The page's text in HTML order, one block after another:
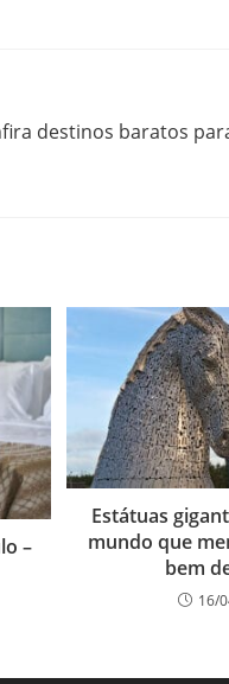
destinos baratos
–
Estátuas
mundo que
bem
16/